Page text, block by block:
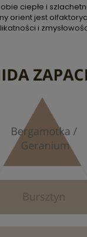
ciepłe i
orient jest
i